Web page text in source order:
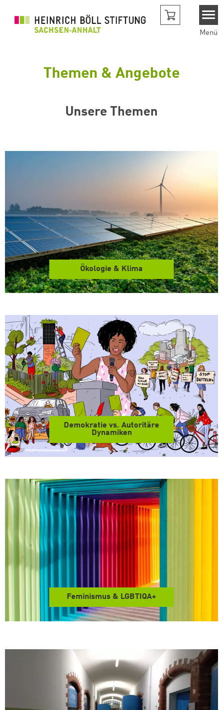
Menü
Themen & Angebote
Unsere Themen
Ökologie & Klima
Demokratie vs. Autoritäre
Dynamiken
Feminismus & LGBTIQA+